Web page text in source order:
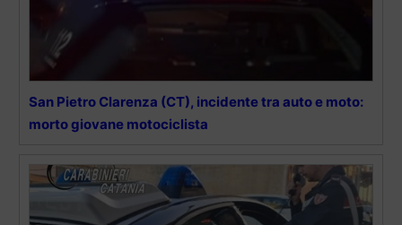
San Pietro Clarenza (CT), incidente tra auto e moto:
morto giovane motociclista